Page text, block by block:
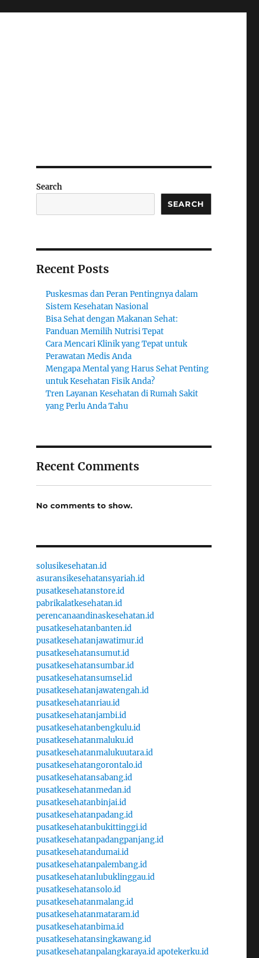
Search
SEARCH
Recent Posts
Puskesmas dan Peran Pentingnya dalam
Sistem Kesehatan Nasional
Bisa Sehat dengan Makanan Sehat:
Panduan Memilih Nutrisi Tepat
Cara Mencari Klinik yang Tepat untuk
Perawatan Medis Anda
Mengapa Mental yang Harus Sehat Penting
untuk Kesehatan Fisik Anda?
Tren Layanan Kesehatan di Rumah Sakit
yang Perlu Anda Tahu
Recent Comments
No comments to show.
solusikesehatan.id
asuransikesehatansyariah.id
pusatkesehatanstore.id
pabrikalatkesehatan.id
perencanaandinaskesehatan.id
pusatkesehatanbanten.id
pusatkesehatanjawatimur.id
pusatkesehatansumut.id
pusatkesehatansumbar.id
pusatkesehatansumsel.id
pusatkesehatanjawatengah.id
pusatkesehatanriau.id
pusatkesehatanjambi.id
pusatkesehatanbengkulu.id
pusatkesehatanmaluku.id
pusatkesehatanmalukuutara.id
pusatkesehatangorontalo.id
pusatkesehatansabang.id
pusatkesehatanmedan.id
pusatkesehatanbinjai.id
pusatkesehatanpadang.id
pusatkesehatanbukittinggi.id
pusatkesehatanpadangpanjang.id
pusatkesehatandumai.id
pusatkesehatanpalembang.id
pusatkesehatanlubuklinggau.id
pusatkesehatansolo.id
pusatkesehatanmalang.id
pusatkesehatanmataram.id
pusatkesehatanbima.id
pusatkesehatansingkawang.id
pusatkesehatanpalangkaraya.idapotekerku.id